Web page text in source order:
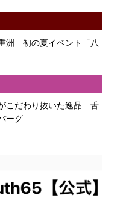
洲 初の夏イベント「八
こだわり抜いた逸品 舌
ーグ